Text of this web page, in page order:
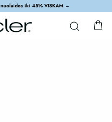
nuolaidos iki 45% VISKAM →